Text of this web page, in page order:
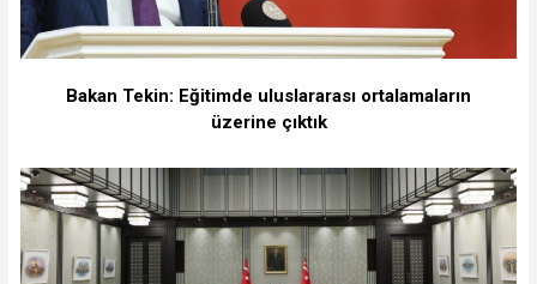
Bakan Tekin: Eğitimde uluslararası ortalamaların
üzerine çıktık